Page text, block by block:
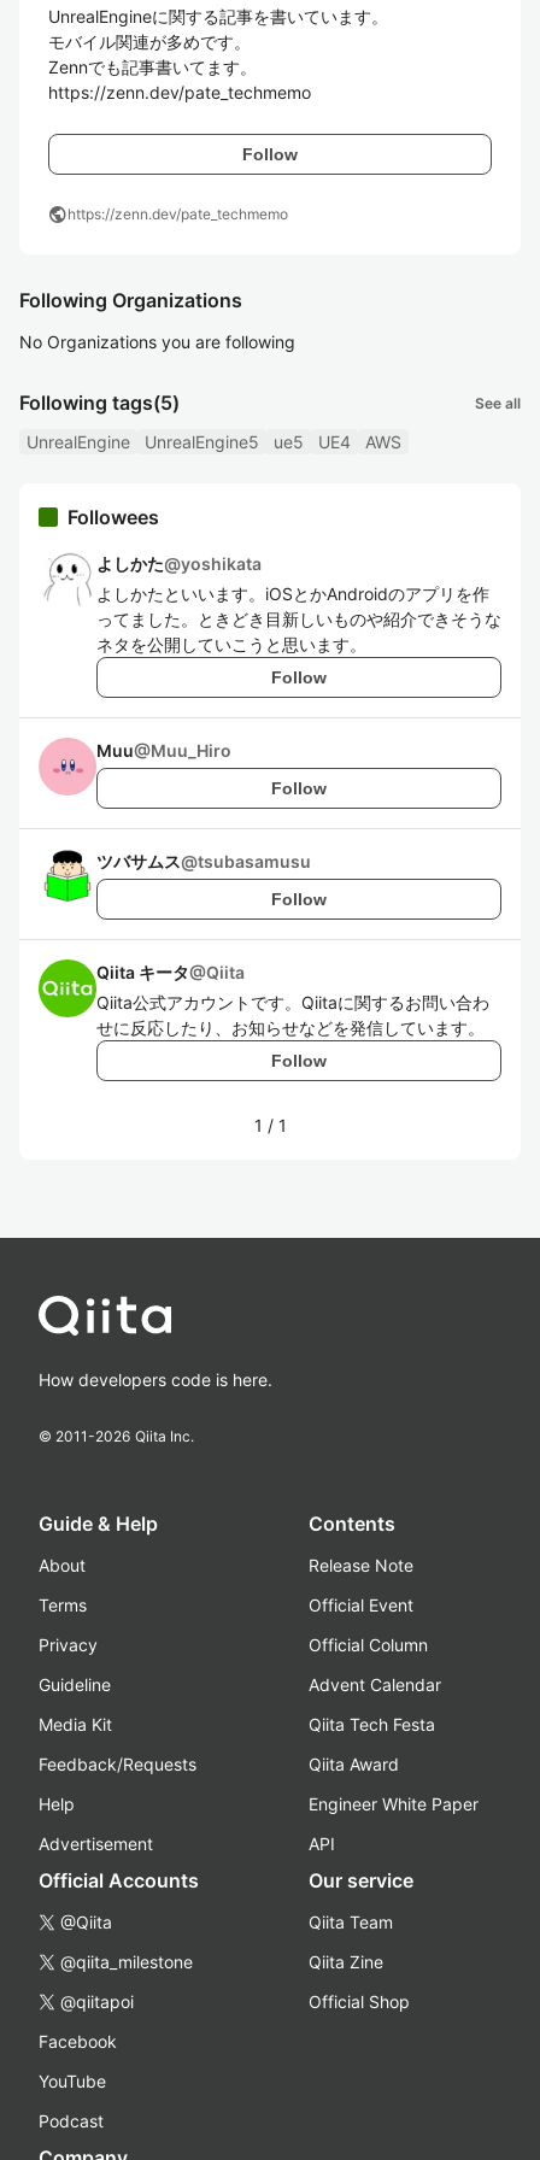
UnrealEngineに関する記事を書いています。
モバイル関連が多めです。
Zennでも記事書いてます。
https://zenn.dev/pate_techmemo
Follow
publichttps://zenn.dev/pate_techmemo
Following Organizations
No Organizations you are following
Following tags(5) See all
UnrealEngine UnrealEngine5 ue5 UE4 AWS
Followees
よしかた@yoshikata
よしかたといいます。iOSとかAndroidのアプリを作
ってました。ときどき目新しいものや紹介できそうな
ネタを公開していこうと思います。
Follow
Muu@Muu_Hiro
Follow
ツバサムス@tsubasamusu
Follow
Qiita キータ@Qiita
Qiita公式アカウントです。Qiitaに関するお問い合わ
せに反応したり、お知らせなどを発信しています。
Follow
1 / 1
How developers code is here.
© 2011-2026 Qiita Inc.
Guide & Help
About
Terms
Privacy
Guideline
Media Kit
Feedback/Requests
Help
Advertisement
Contents
Release Note
Official Event
Official Column
Advent Calendar
Qiita Tech Festa
Qiita Award
Engineer White Paper
API
Official Accounts
@Qiita
@qiita_milestone
@qiitapoi
Facebook
YouTube
Podcast
Our service
Qiita Team
Qiita Zine
Official Shop